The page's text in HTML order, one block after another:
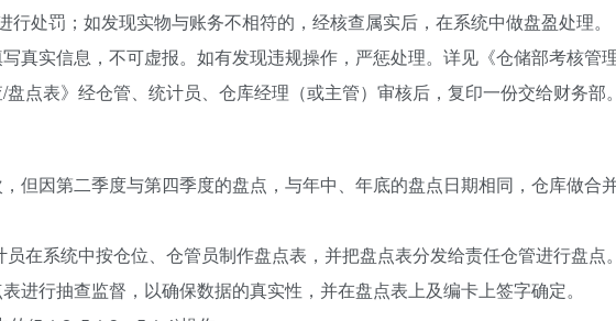
行处罚；如发现实物与账务不相符的，经核查属实后，在系统中做盘盈处理。
真实信息，不可虚报。如有发现违规操作，严惩处理。详见《仓储部考核管理
点表》经仓管、统计员、仓库经理（或主管）审核后，复印一份交给财务部。
但因第二季度与第四季度的盘点，与年中、年底的盘点日期相同，仓库做合
在系统中按仓位、仓管员制作盘点表，并把盘点表分发给责任仓管进行盘点。
进行抽查监督，以确保数据的真实性，并在盘点表上及编卡上签字确定。